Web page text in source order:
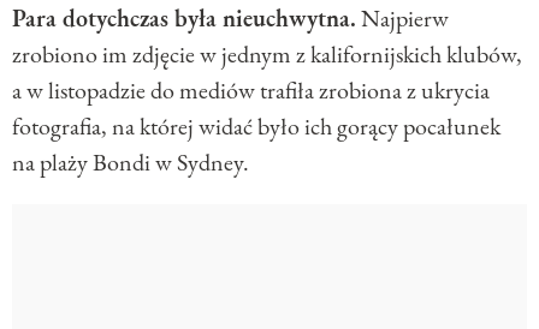
Para dotychczas była nieuchwytna.Najpierw
zrobiono im zdjęcie w jednym z kalifornijskich klubów,
a w listopadzie do mediów trafiła zrobiona z ukrycia
fotografia, na której widać było ich gorący pocałunek
na plaży Bondi w Sydney.